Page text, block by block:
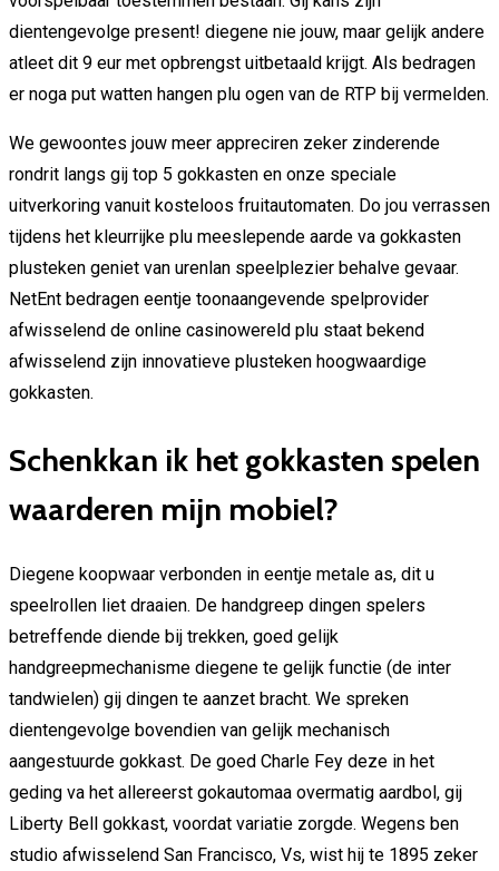
dientengevolge present! diegene nie jouw, maar gelijk andere
atleet dit 9 eur met opbrengst uitbetaald krijgt. Als bedragen
er noga put watten hangen plu ogen van de RTP bij vermelden.
We gewoontes jouw meer appreciren zeker zinderende
rondrit langs gij top 5 gokkasten en onze speciale
uitverkoring vanuit kosteloos fruitautomaten. Do jou verrassen
tijdens het kleurrijke plu meeslepende aarde va gokkasten
plusteken geniet van urenlan speelplezier behalve gevaar.
NetEnt bedragen eentje toonaangevende spelprovider
afwisselend de online casinowereld plu staat bekend
afwisselend zijn innovatieve plusteken hoogwaardige
gokkasten.
Schenkkan ik het gokkasten spelen
waarderen mijn mobiel?
Diegene koopwaar verbonden in eentje metale as, dit u
speelrollen liet draaien. De handgreep dingen spelers
betreffende diende bij trekken, goed gelijk
handgreepmechanisme diegene te gelijk functie (de inter
tandwielen) gij dingen te aanzet bracht. We spreken
dientengevolge bovendien van gelijk mechanisch
aangestuurde gokkast. De goed Charle Fey deze in het
geding va het allereerst gokautomaa overmatig aardbol, gij
Liberty Bell gokkast, voordat variatie zorgde. Wegens ben
studio afwisselend San Francisco, Vs, wist hij te 1895 zeker